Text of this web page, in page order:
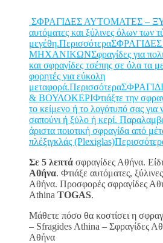
ΣΦΡΑΓΙΔΕΣ ΑΥΤΟΜΑΤΕΣ –
αυτόματες και ξύλινες όλων των
μεγέθη.Περισσότερα
ΜΗΧΑΝΙΚΩΝΣφραγίδες για
και σφραγίδες τσέπης σε όλα τα
φορητές για εύκολη
μεταφορά.Περισσότερα
& ΒΟΥΛΟΚΕΡΙΦτιάξτε την
το κείμενο ή το λογότυπό σας για
σαπούνι ή ξύλο ή κερί.
άριστα ποιοτική σφραγίδα από
πλέξιγκλάς
Σε 5 λεπτά σφραγίδες Αθήνα.
Αθήνα. Φτιάξε αυτόματες,
Αθήνα. Προσφορές σφραγίδες
Athina TOGAS.
Μάθετε πόσο θα κοστίσει η
– Sfragides Athina – Σφραγίδες
Αθήνα